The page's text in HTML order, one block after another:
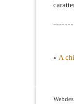
« A